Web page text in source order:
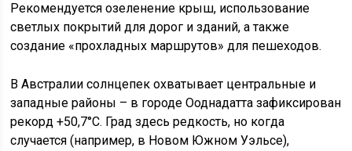
Рекомендуется озеленение крыш, использование
светлых покрытий для дорог и зданий, а также
создание «прохладных маршрутов» для пешеходов.
В Австралии солнцепек охватывает центральные и
западные районы – в городе Ооднадатта зафиксирован
рекорд +50,7°C. Град здесь редкость, но когда
случается (например, в Новом Южном Уэльсе),